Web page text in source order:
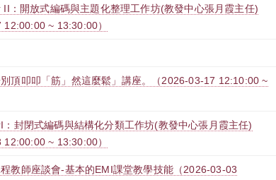
II：開放式編碼與主題化整理工作坊(教發中心張月霞主任)
12:00:00 ~ 13:30:00）
頂叩叩「筋」然這麼鬆」講座。（2026-03-17 12:10:00 ~
：封閉式編碼與結構化分類工作坊(教發中心張月霞主任)
12:00:00 ~ 13:30:00）
教師座談會-基本的EMI課堂教學技能（2026-03-03